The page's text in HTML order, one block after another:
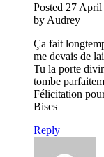
Posted 27 April
by Audrey
Ça fait
me devais de
Tu la porte
tombe
Félicitation
Bises
Reply